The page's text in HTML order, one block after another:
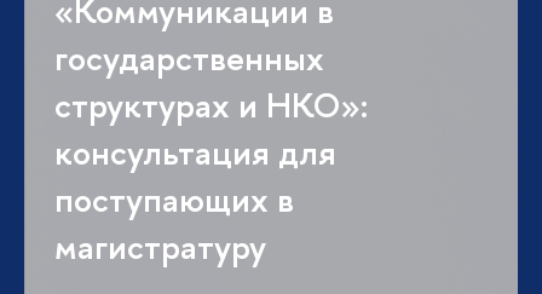
«Коммуникации в
государственных
структурах и НКО»:
консультация для
поступающих в
магистратуру